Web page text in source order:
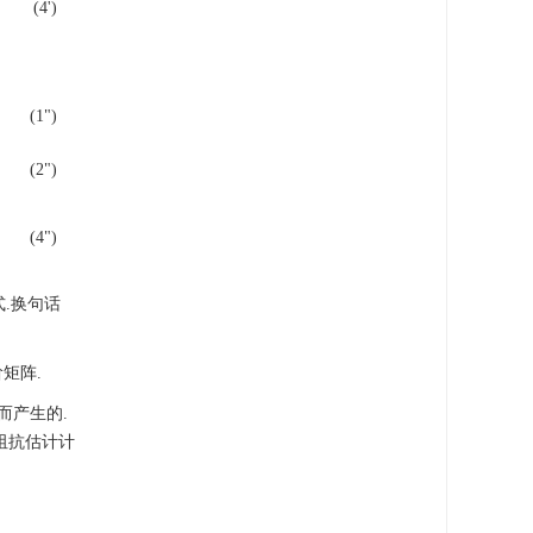
(4')
(1")
(2")
(4")
.换句话
阵.
产生的.
抗估计计